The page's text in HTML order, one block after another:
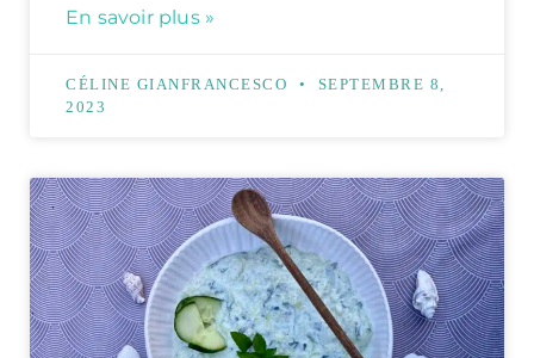
En savoir plus »
CÉLINE GIANFRANCESCO
SEPTEMBRE 8,
2023